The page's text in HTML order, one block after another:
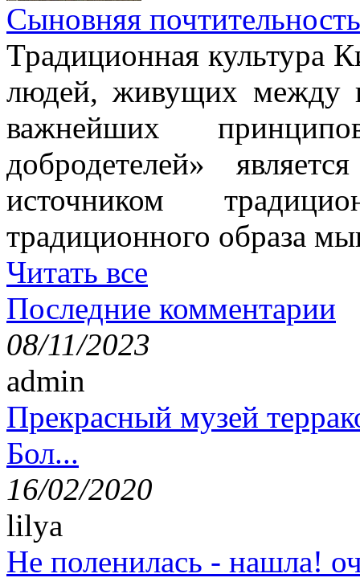
Сыновняя почтительность
Традиционная культура
людей, живущих между
важнейших
добродетелей»
источником
традиционного образа
Читать все
Последние комментарии
08/11/2023
admin
Прекрасный музей
Бол...
16/02/2020
lilya
Не поленилась - нашла!